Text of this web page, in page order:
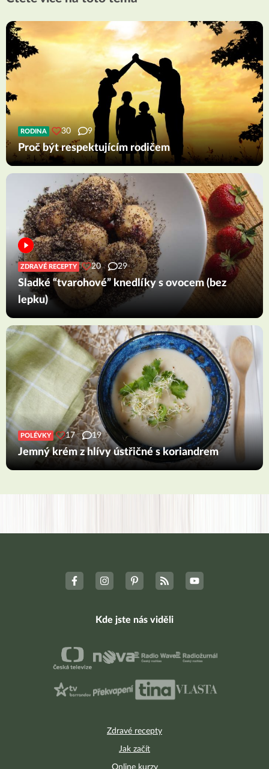
RODINA 30 9
Proč být respektujícím rodičem
ZDRAVÉ RECEPTY 20 29
Sladké “tvarohové” knedlíky s ovocem (bez
lepku)
POLÉVKY 17 19
Jemný krém z hlívy ústřičné s koriandrem
Zdravé recepty
Jak začít
Online kurzy
Kde jste nás viděli